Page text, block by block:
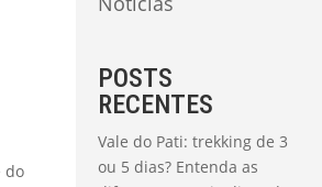
do
POSTS
RECENTES
Vale do Pati: trekking de 3
ou 5 dias? Entenda as